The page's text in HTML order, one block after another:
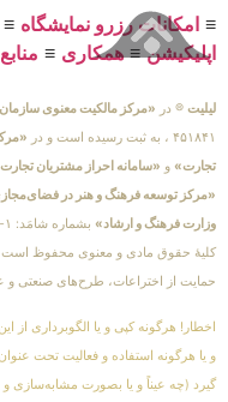
≡ امکانات رزرو نمایشگاه ≡
اپلیکیشن≡همکاری ≡
لیلیت ® در «مرکز مالکیت معنوی
۴۵۱۸۴۱ ، به ثبت رسیده است و در
تجارت» و «سامانه احراز مشتریان تجارت
«مرکز توسعه فرهنگ و هنر در
وزارت فرهنگ و ارشاد»
کلیهٔ حقوق مادی و معنوی محفوظ است و
حمایت از اختراعات، طرح‌های صنعتی و
اخطار! هرگونه کپی و یا الگوبرداری از
و یا هرگونه استفاده و فعالیت تحت
گیرد (چه عیناً و یا بصورت مشابه‌سازی